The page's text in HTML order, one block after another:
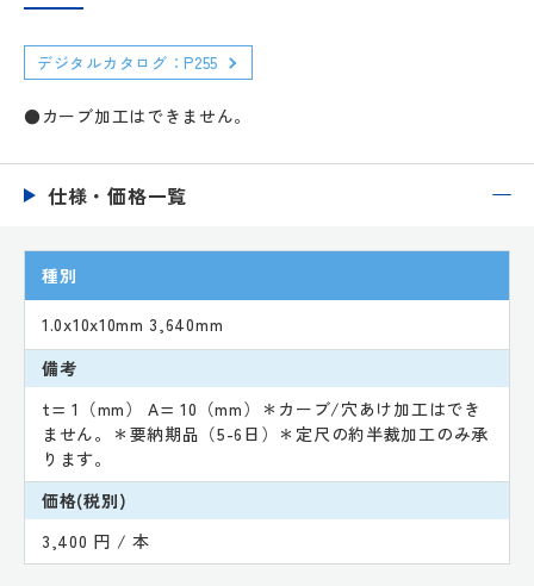
デジタルカタログ：P255
●カーブ加工はできません。
仕様・価格一覧
種別
1.0x10x10mm 3,640mm
備考
t= 1（mm） A= 10（mm）＊カーブ/穴あけ加工はでき
ません。＊要納期品（5-6日）＊定尺の約半裁加工のみ承
ります。
価格(税別)
3,400 円 / 本